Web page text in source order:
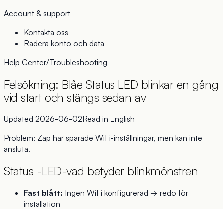
Account & support
Kontakta oss
Radera konto och data
Help Center/Troubleshooting
Felsökning: Blåe Status LED blinkar en gång
vid start och stängs sedan av
Updated 2026-06-02Read in English
Problem: Zap har sparade WiFi-inställningar, men kan inte
ansluta.
Status -LED-vad betyder blinkmönstren
Fast blått: Ingen WiFi konfigurerad → redo för
installation